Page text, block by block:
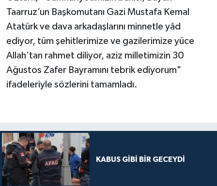
Taarruz’un Başkomutanı Gazi Mustafa Kemal
Atatürk ve dava arkadaşlarını minnetle yâd
ediyor, tüm şehitlerimize ve gazilerimize yüce
Allah’tan rahmet diliyor, aziz milletimizin 30
Ağustos Zafer Bayramını tebrik ediyorum"
ifadeleriyle sözlerini tamamladı.
KABUS GİBİ BİR GECEYDİ